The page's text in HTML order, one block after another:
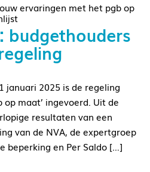
ervaringen met het pgb op
budgethouders
januari 2025 is de regeling
op maat’ ingevoerd. Uit de
resultaten van een
van de NVA, de expertgroep
beperking en Per Saldo […]